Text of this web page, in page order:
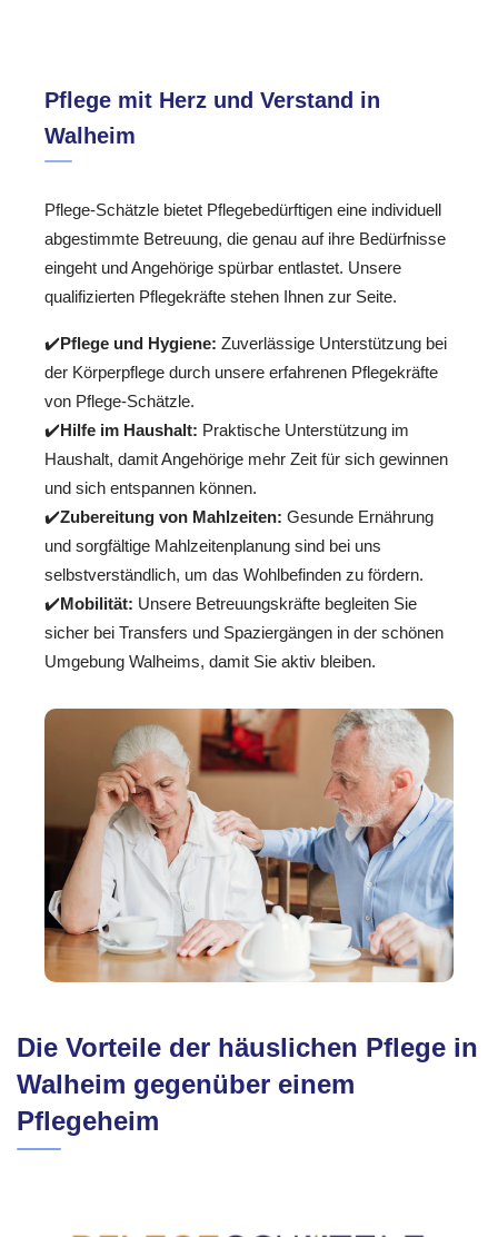
Pflege mit Herz und Verstand in
Walheim
Pflege-Schätzle bietet Pflegebedürftigen eine individuell
abgestimmte Betreuung, die genau auf ihre Bedürfnisse
eingeht und Angehörige spürbar entlastet. Unsere
qualifizierten Pflegekräfte stehen Ihnen zur Seite.
✔️Pflege und Hygiene: Zuverlässige Unterstützung bei
der Körperpflege durch unsere erfahrenen Pflegekräfte
von Pflege-Schätzle.
✔️Hilfe im Haushalt: Praktische Unterstützung im
Haushalt, damit Angehörige mehr Zeit für sich gewinnen
und sich entspannen können.
✔️Zubereitung von Mahlzeiten: Gesunde Ernährung
und sorgfältige Mahlzeitenplanung sind bei uns
selbstverständlich, um das Wohlbefinden zu fördern.
✔️Mobilität: Unsere Betreuungskräfte begleiten Sie
sicher bei Transfers und Spaziergängen in der schönen
Umgebung Walheims, damit Sie aktiv bleiben.
Die Vorteile der häuslichen Pflege in
Walheim gegenüber einem
Pflegeheim